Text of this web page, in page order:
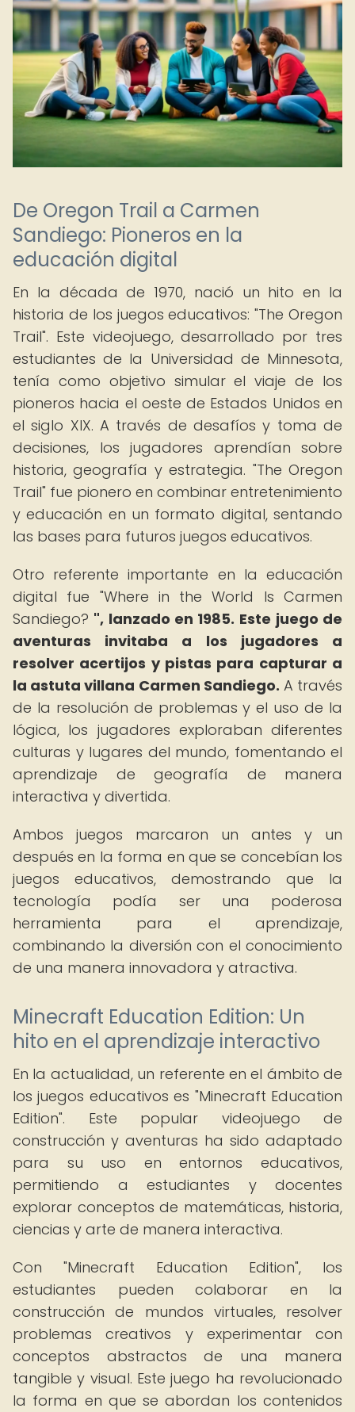
De Oregon Trail a Carmen
Sandiego: Pioneros en la
educación digital
En la década de 1970, nació un hito en la
historia de los juegos educativos: "The Oregon
Trail". Este videojuego, desarrollado por tres
estudiantes de la Universidad de Minnesota,
tenía como objetivo simular el viaje de los
pioneros hacia el oeste de Estados Unidos en
el siglo XIX. A través de desafíos y toma de
decisiones, los jugadores aprendían sobre
historia, geografía y estrategia. "The Oregon
Trail" fue pionero en combinar entretenimiento
y educación en un formato digital, sentando
las bases para futuros juegos educativos.
Otro referente importante en la educación
digital fue "Where in the World Is Carmen
Sandiego? ", lanzado en 1985. Este juego de
aventuras invitaba a los jugadores a
resolver acertijos y pistas para capturar a
la astuta villana Carmen Sandiego. A través
de la resolución de problemas y el uso de la
lógica, los jugadores exploraban diferentes
culturas y lugares del mundo, fomentando el
aprendizaje de geografía de manera
interactiva y divertida.
Ambos juegos marcaron un antes y un
después en la forma en que se concebían los
juegos educativos, demostrando que la
tecnología podía ser una poderosa
herramienta para el aprendizaje,
combinando la diversión con el conocimiento
de una manera innovadora y atractiva.
Minecraft Education Edition: Un
hito en el aprendizaje interactivo
En la actualidad, un referente en el ámbito de
los juegos educativos es "Minecraft Education
Edition". Este popular videojuego de
construcción y aventuras ha sido adaptado
para su uso en entornos educativos,
permitiendo a estudiantes y docentes
explorar conceptos de matemáticas, historia,
ciencias y arte de manera interactiva.
Con "Minecraft Education Edition", los
estudiantes pueden colaborar en la
construcción de mundos virtuales, resolver
problemas creativos y experimentar con
conceptos abstractos de una manera
tangible y visual. Este juego ha revolucionado
la forma en que se abordan los contenidos